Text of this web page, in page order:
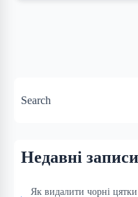
Search
Недавні записи
Як видалити чорні